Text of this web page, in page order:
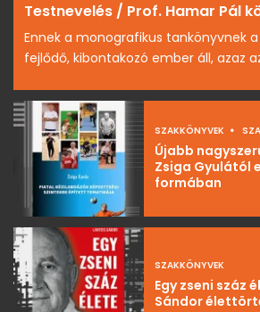
Testnevelés / Prof. Hamar Pál
Ennek a monografikus tankönyvnek
fejlődő, kibontakozó ember áll, azaz
SZAKKÖNYVEK
Újabb
Zsiga Gyulától
formában
SZAKKÖNYVEK
Egy zseni száz
Sándor